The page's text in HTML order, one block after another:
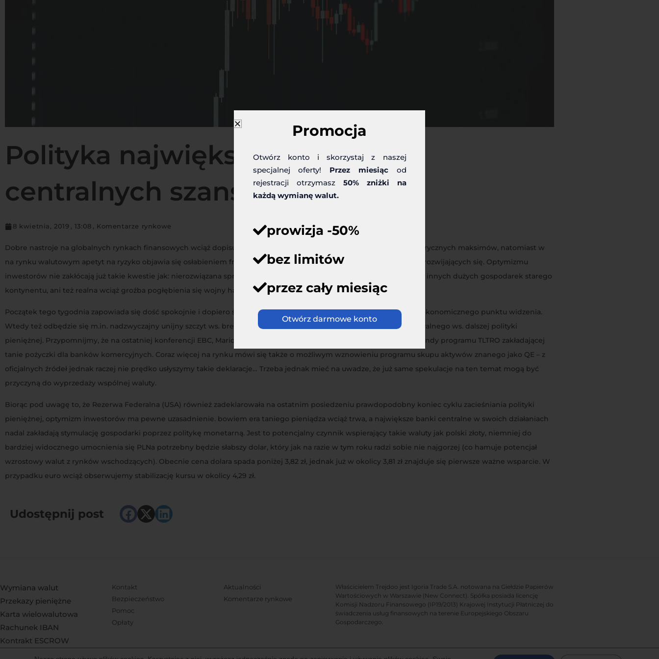
Polityka największych banków
centralnych szansą dla złotego
8 kwietnia, 2019 , 13:08 , Komentarze rynkowe
Dobre nastroje na globalnych rynkach finansowych wciąż dopisują inwestorom. Rynki akcji w USA zbliżają się do historycznych maksimów, natomiast w
na rynku walutowym apetyt na ryzyko objawia się osłabieniem franka szwajcarskiego oraz umocnieniem walut krajów rozwijających się. Optymizmu
inwestorów nie zakłócają już takie kwestie jak: nierozwiązana sprawa brexitu, fatalne dane gospodarcze z Niemiec oraz innych dużych gospodarek starego
kontynentu, ani też realna wciąż groźba pogłębienia się wojny handlowej pomiędzy USA i Chinami.
Początek tego tygodnia zapowiada się dość spokojnie i dopiero środa obfitować będzie w ważne wydarzenia z makroekonomicznego punktu widzenia.
Wtedy też odbędzie się m.in. nadzwyczajny unijny szczyt ws. brexitu oraz zapadnie decyzja Europejskiego Banku Centralnego ws. dalszej polityki
pieniężnej. Przypomnijmy, że na ostatniej konferencji EBC, Mario Draghi zdradził, że bank przymierza się do kolejnej rundy programu TLTRO zakładającej
tanie pożyczki dla banków komercyjnych. Coraz więcej na rynku mówi się także o możliwym wznowieniu programu skupu aktywów znanego jako QE – z
oficjalnych źródeł jednak raczej nie prędko usłyszymy takie deklaracje… Trzeba jednak mieć na uwadze, że już same spekulacje na ten temat mogą być
przyczyną do wyprzedaży wspólnej waluty.
Biorąc pod uwagę to, że Rezerwa Federalna (USA) również zadeklarowała na ostatnim posiedzeniu prawdopodobny koniec cyklu zacieśniania polityki
pieniężnej, optymizm inwestorów ma pewne uzasadnienie. bowiem era taniego pieniądza wciąż trwa, a największe banki centralne w swoich działaniach
nadal zakładają stymulację gospodarki poprzez politykę monetarną. Jest to potencjalny czynnik wspierający takie waluty jak polski złoty, niemniej do
bardziej widocznego umocnienia się PLNa potrzebny będzie słabszy dolar, który jak na razie w tym roku radzi sobie nie najgorzej (co hamuje potencjał
wzrostowy walut z rynków wschodzących). Obecnie cena dolara spada poniżej 3,82 zł, jednak już w okolicy 3,81 zł znajduje się pierwsze ważne wsparcie. W
przypadku euro wciąż obserwujemy stabilizację kursu w okolicy 4,29 zł.
Udostępnij post
Wymiana walut
Przekazy pieniężne
Karta wielowalutowa
Rachunek IBAN
Kontrakt ESCROW
Kontakt
Bezpieczeństwo
Pomoc
Opłaty
Aktualności
Komentarze rynkowe
Właścicielem Trejdoo jest Igoria Trade S.A. notowana na Giełdzie Papierów
Wartościowych w Warszawie (New Connect). Spółka posiada licencję
Komisji Nadzoru Finansowego (IP19/2013) Krajowej Instytucji Płatniczej do
świadczenia usług finansowych na terenie Europejskiego Obszaru
Gospodarczego.
Promocja
Otwórz konto i skorzystaj z naszej
specjalnej oferty! Przez miesiącod
rejestracji otrzymasz 50% zniżki na
każdą wymianę walut.
prowizja -50%
bez limitów
przez cały miesiąc
Otwórz darmowe konto